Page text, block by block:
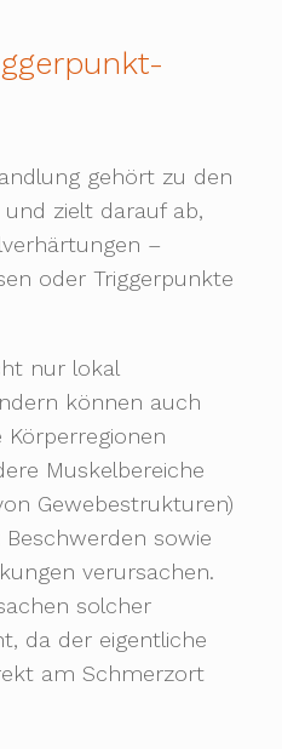
gehört zu den
zielt darauf ab,
–
oder Triggerpunkte
nur lokal
können auch
Muskelbereiche
Gewebestrukturen)
sowie
verursachen.
solcher
da der eigentliche
am Schmerzort